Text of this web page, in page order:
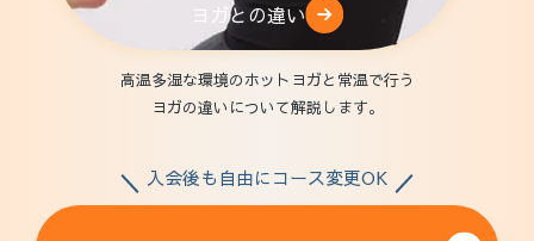
ヨガとの違い
高温多湿な環境のホットヨガと常温で行う
ヨガの違いについて解説します。
入会後も自由にコース変更OK